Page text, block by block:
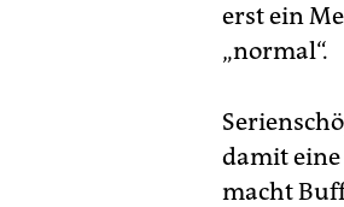
erst ein
„normal“.
damit eine
macht